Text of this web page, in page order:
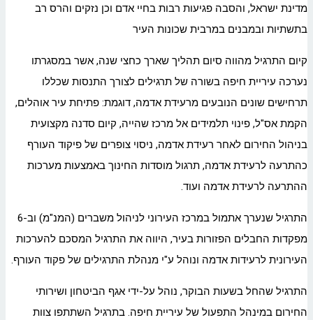
מדינת ישראל, והסבה פגיעות רבות בחיי אדם וכן נזקים והרס רב
בתשתיות ובמבנים במרבית שכונות העיר
קיום התרגיל מהווה סיום תהליך שארך כחצי שנה, אשר במסגרתו
נערכה עיריית חיפה בשורה של תרגילים לצורך התנסות שכללו
תרחישים שונים הנובעים מרעידת אדמה, דוגמת: פתיחת עיר אוהלים,
הקמת אס"ל, פינוי תלמידים אל מרכז שהייה, קיום סדנה מקצועית
בניהול החירום לאחר רעידת אדמה, ניסוי צופרים של פיקוד העורף
כהתרעה לרעידת אדמה, תרגול מוסדות החינוך באמצעות מערכות
ההתרעה לרעידת אדמה ועוד.
התרגיל שנערך אתמול במרכז העירוני לניהול משברים (המנ"מ) וב-6
מפקדות החבלים הפזורות בעיר, היווה את התרגיל המסכם להערכות
העירונית לרעידות אדמה ונוהל ע"י מנהלת התרגילים של פקוד העורף.
התרגיל שהחל בשעות הבוקר, נוהל על-ידי אגף הביטחון ושירותי
החירום במינהל התפעול של עיריית חיפה. בתרגיל השתתפו צוות